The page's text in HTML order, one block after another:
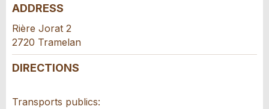
Report ad
Your feedback is greatly appreciated!
Ad is outdated
Recommend the ad
Recommend this ad to friends.
ADDRESS
Rière Jorat 2
2720 Tramelan
DIRECTIONS
Transports publics: